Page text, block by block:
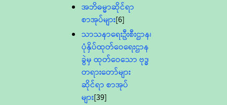
အဘိဓမ္မာဆိုင်ရာ
စာအုပ်များ[6]
သာသနာရေးဦးစီးဌာန၊
ပုံနှိပ်ထုတ်ဝေရေးဌာန
ခွဲမှ ထုတ်ဝေသော ဗုဒ္ဓ
တရားတော်များ
ဆိုင်ရာ စာအုပ်
များ[39]